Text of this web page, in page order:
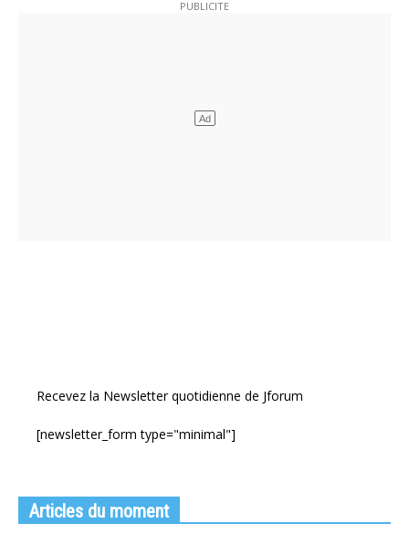
Recevez la Newsletter quotidienne de Jforum
[newsletter_form type="minimal"]
Articles du moment